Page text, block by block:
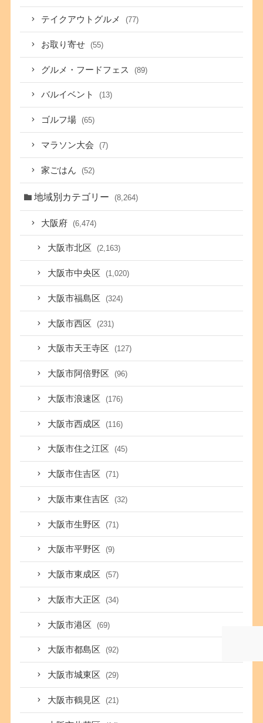
テイクアウトグルメ (77)
お取り寄せ (55)
グルメ・フードフェス (89)
バルイベント (13)
ゴルフ場 (65)
マラソン大会 (7)
家ごはん (52)
地域別カテゴリー (8,264)
大阪府 (6,474)
大阪市北区 (2,163)
大阪市中央区 (1,020)
大阪市福島区 (324)
大阪市西区 (231)
大阪市天王寺区 (127)
大阪市阿倍野区 (96)
大阪市浪速区 (176)
大阪市西成区 (116)
大阪市住之江区 (45)
大阪市住吉区 (71)
大阪市東住吉区 (32)
大阪市生野区 (71)
大阪市平野区 (9)
大阪市東成区 (57)
大阪市大正区 (34)
大阪市港区 (69)
大阪市都島区 (92)
大阪市城東区 (29)
大阪市鶴見区 (21)